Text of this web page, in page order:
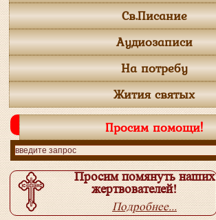
Св.Писание
Аудиозаписи
На потребу
Жития святых
Просим помощи!
Просим помянуть наших
жертвователей!
Подробнее...